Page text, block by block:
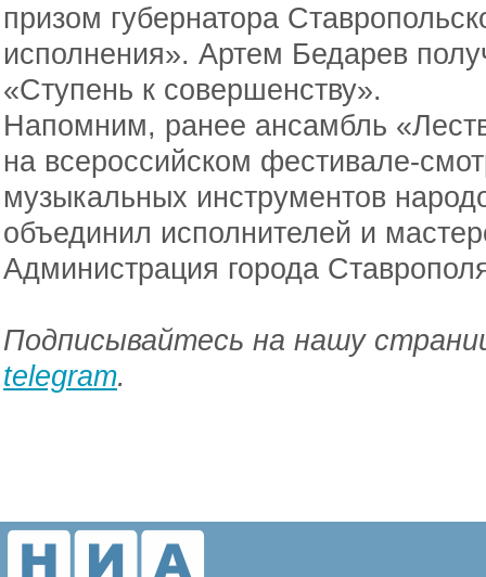
призом губернатора
исполнения». Артем Бедарев
«Ступень к совершенству».
Напомним, ранее ансамбль
на всероссийском фестивале-
музыкальных инструментов
объединил исполнителей и
Администрация города
Подписывайтесь на нашу
telegram.